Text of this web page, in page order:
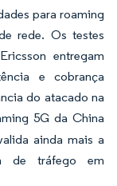
para roaming
rede. Os testes
entregam
e cobrança
do atacado na
5G da China
ainda mais a
de tráfego em